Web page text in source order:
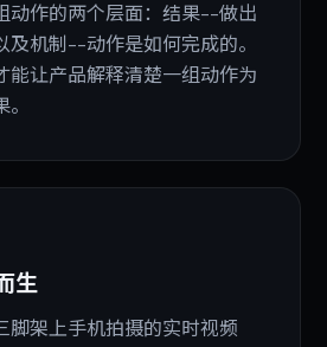
动作的两个层面：结果--做出
机制--动作是如何完成的。
能让产品解释清楚一组动作为
生
脚架上手机拍摄的实时视频